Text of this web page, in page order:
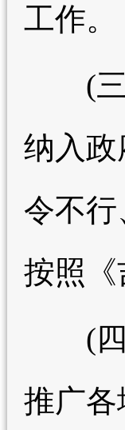
工作。
(三)
纳入
令不
按照
(四)
推广各